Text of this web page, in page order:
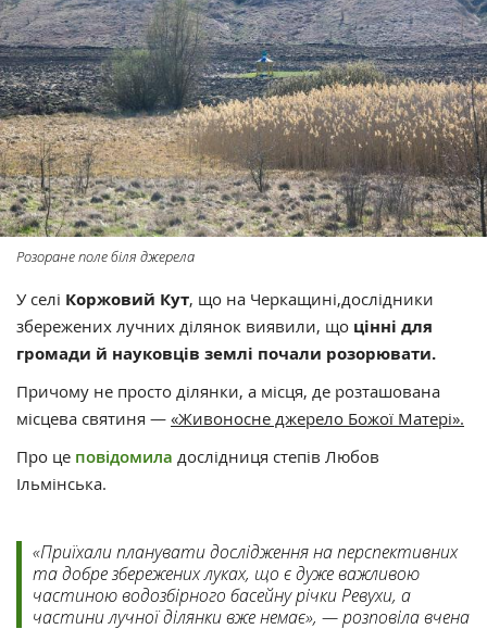
Розоране поле біля джерела
У селі Коржовий Кут, що на Черкащині,дослідники
збережених лучних ділянок виявили, що цінні для
громади й науковців землі почали розорювати.
Причому не просто ділянки, а місця, де розташована
місцева святиня — «Живоносне джерело Божої Матері».
Про це повідомила дослідниця степів Любов
Ільмінська.
«Приїхали планувати дослідження на перспективних
та добре збережених луках, що є дуже важливою
частиною водозбірного басейну річки Ревухи, а
частини лучної ділянки вже немає», — розповіла вчена